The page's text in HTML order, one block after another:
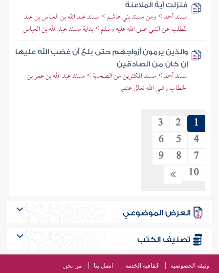
فنزلت آية الملاعنة
مسند أحمد > ومن مسند بني هاشم > مسند عبد الله بن العباس بن عبد
المطلب عن النبي صلى الله عليه وسلم > بداية مسند عبد الله بن العباس
والذين يرمون أزواجهم حتى بلغ أن غضب الله عليها
إن كان من الصادقين
مسند أحمد > مسند المكثرين من الصحابة > مسند عبد الله بن عمر بن
الخطاب رضي الله تعالى عنهما
1
2
3
4
5
6
7
8
9
10
العرض الموضوعي
تصنيف الكتب
وثيقة الخصوصية اتفاقية الخدمة اتصل بنا من نحن